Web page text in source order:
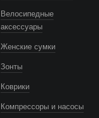
Велосипедные
аксессуары
Женские сумки
Зонты
Коврики
Компрессоры и насосы